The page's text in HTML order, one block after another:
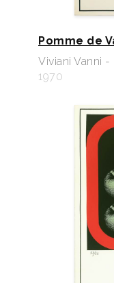
Pomme de
Viviani Vanni -
1970